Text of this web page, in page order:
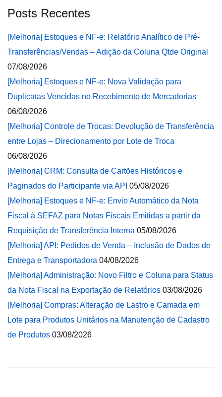
Posts Recentes
[Melhoria] Estoques e NF-e: Relatório Analítico de Pré-
Transferências/Vendas – Adição da Coluna Qtde Original
07/08/2026
[Melhoria] Estoques e NF-e: Nova Validação para
Duplicatas Vencidas no Recebimento de Mercadorias
06/08/2026
[Melhoria] Controle de Trocas: Devolução de Transferência
entre Lojas – Direcionamento por Lote de Troca
06/08/2026
[Melhoria] CRM: Consulta de Cartões Históricos e
Paginados do Participante via API 05/08/2026
[Melhoria] Estoques e NF-e: Envio Automático da Nota
Fiscal à SEFAZ para Notas Fiscais Emitidas a partir da
Requisição de Transferência Interna 05/08/2026
[Melhoria] API: Pedidos de Venda – Inclusão de Dados de
Entrega e Transportadora 04/08/2026
[Melhoria] Administração: Novo Filtro e Coluna para Status
da Nota Fiscal na Exportação de Relatórios 03/08/2026
[Melhoria] Compras: Alteração de Lastro e Camada em
Lote para Produtos Unitários na Manutenção de Cadastro
de Produtos 03/08/2026